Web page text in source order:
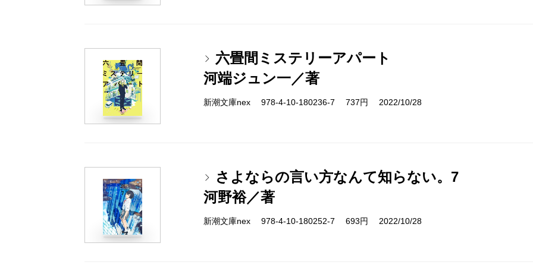
六畳間ミステリーアパート
河端ジュン一／著
新潮文庫nex 978-4-10-180236-7 737円 2022/10/28
さよならの言い方なんて知らない。7
河野裕／著
新潮文庫nex 978-4-10-180252-7 693円 2022/10/28